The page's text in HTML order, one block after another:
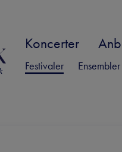
Koncerter
Festivaler Ensembler